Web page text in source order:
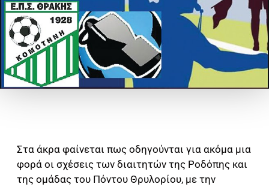
Στα άκρα φαίνεται πως οδηγούνται για ακόμα μια
φορά οι σχέσεις των διαιτητών της Ροδόπης και
της ομάδας του Πόντου Θρυλορίου, με την